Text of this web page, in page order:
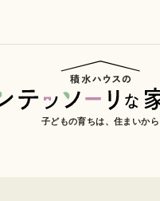
子どもの育ちは、住まいから